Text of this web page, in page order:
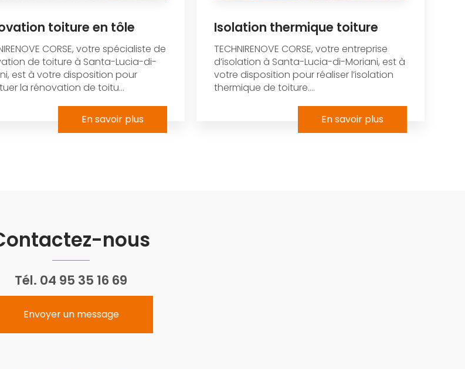
toiture en tôle
CORSE, votre spécialiste de
de toiture à Santa-Lucia-di-
est à votre disposition pour
la rénovation de toitu...
En savoir plus
Isolation thermique toiture
TECHNIRENOVE CORSE, votre entreprise
d’isolation à Santa-Lucia-di-Moriani, est à
votre disposition pour réaliser l’isolation
thermique de toiture....
En savoir plus
nous
Tél. 04 95 35 16 69
Envoyer un message